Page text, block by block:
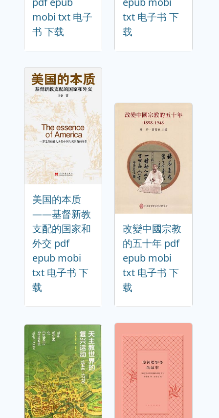
mobi txt 电子
书 下载
txt 电子书 下
载
美国的本质
——基督新教
支配的国家和
外交 pdf
epub mobi
txt 电子书 下
载
改變中國宗教
的五十年 pdf
epub mobi
txt 电子书 下
载